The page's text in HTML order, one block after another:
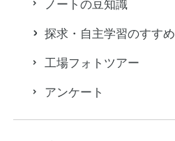
ノートの豆知識
探求・自主学習のすすめ
工場フォトツアー
アンケート